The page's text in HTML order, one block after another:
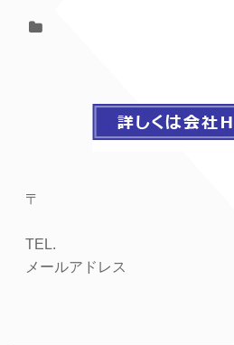
〒
TEL.
メールアドレス